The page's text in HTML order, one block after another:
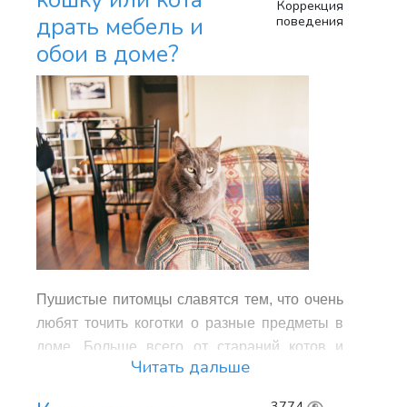
меры.
Туалет в неположенном месте:
кошачьи причины
Котенок игнорирует лоток по следующим
причинам:
Лоток ему не нравится.
Не устраивает наполнитель.
драть мебель и
обои в доме?
Коррекция
поведения
Пушистые питомцы славятся тем, что очень
любят точить коготки о разные предметы в
доме. Больше всего от стараний котов и
кошек страдают мебель и обои на стенах.
Читать дальше